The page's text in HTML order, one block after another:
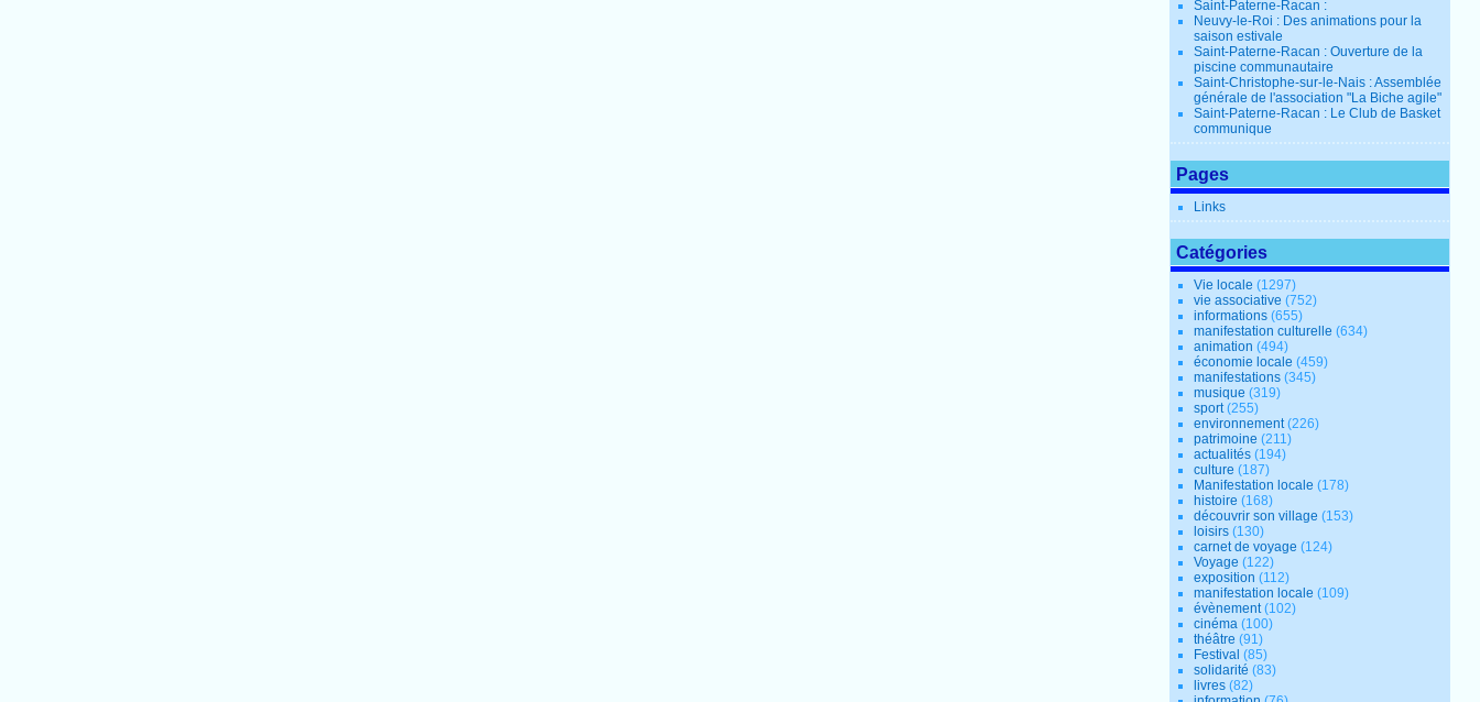
Saint-Paterne-Racan :
Neuvy-le-Roi : Des animations pour la
saison estivale
Saint-Paterne-Racan : Ouverture de la
piscine communautaire
Saint-Christophe-sur-le-Nais : Assemblée
générale de l'association "La Biche agile"
Saint-Paterne-Racan : Le Club de Basket
communique
Pages
Links
Catégories
Vie locale (1297)
vie associative (752)
informations (655)
manifestation culturelle (634)
animation (494)
économie locale (459)
manifestations (345)
musique (319)
sport(255)
environnement(226)
patrimoine (211)
actualités (194)
culture (187)
Manifestation locale (178)
histoire (168)
découvrir son village (153)
loisirs (130)
carnet de voyage (124)
Voyage (122)
exposition (112)
manifestation locale (109)
évènement(102)
cinéma (100)
théâtre (91)
Festival (85)
solidarité (83)
livres (82)